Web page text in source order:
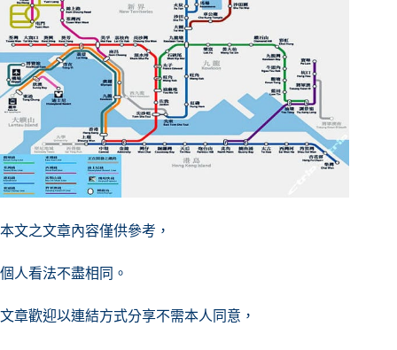
本文之文章內容僅供參考，
個人看法不盡相同。
文章歡迎以連結方式分享不需本人同意，